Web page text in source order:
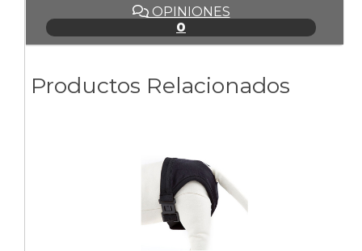
OPINIONES
0
Productos Relacionados